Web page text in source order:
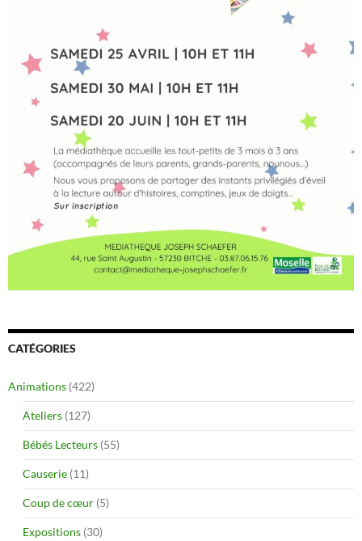
CATÉGORIES
Animations (422)
Ateliers (127)
Bébés Lecteurs (55)
Causerie (11)
Coup de cœur (5)
Expositions (30)